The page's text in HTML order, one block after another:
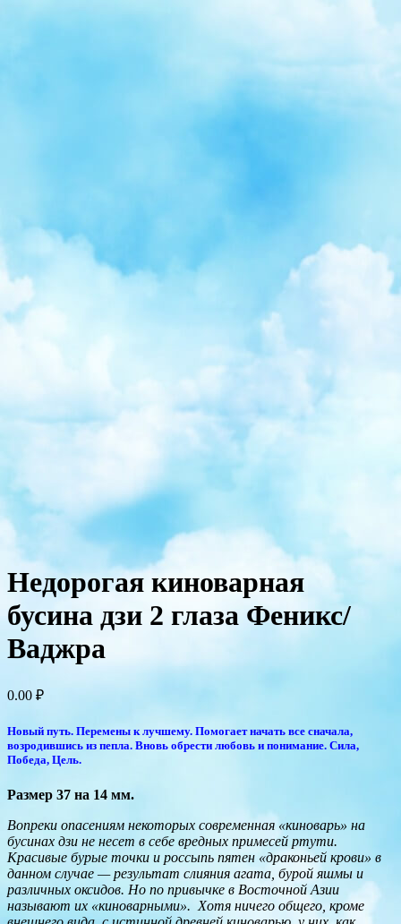
Недорогая киноварная
бусина дзи 2 глаза Феникс/
Ваджра
0.00 ₽
Новый путь. Перемены к лучшему. Помогает начать все сначала,
возродившись из пепла. Вновь обрести любовь и понимание. Сила,
Победа, Цель.
Размер 37 на 14 мм.
Вопреки опасениям некоторых современная «киноварь» на
бусинах дзи не несет в себе вредных примесей ртути.
Красивые бурые точки и россыпь пятен «драконьей крови» в
данном случае — результат слияния агата, бурой яшмы и
различных оксидов. Но по привычке в Восточной Азии
называют их «киноварными». Хотя ничего общего, кроме